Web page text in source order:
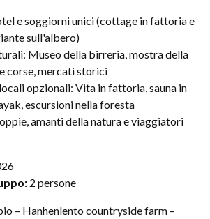
e soggiorni unici (cottage in fattoria e
sull'albero)
Museo della birreria, mostra della
corse, mercati storici
opzionali: Vita in fattoria, sauna in
escursioni nella foresta
amanti della natura e viaggiatori
2 persone
– Hanhenlento countryside farm –